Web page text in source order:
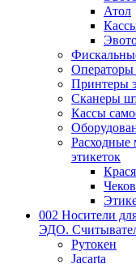
Атол
Принтеры
Сканеры
Кассы
Расходные
этикеток
002 Носители
ЭДО.
Рутокен
Jacarta